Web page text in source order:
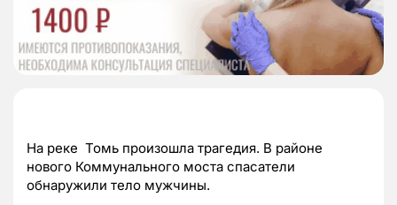
На реке Томь произошла трагедия. В районе
нового Коммунального моста спасатели
обнаружили тело мужчины.